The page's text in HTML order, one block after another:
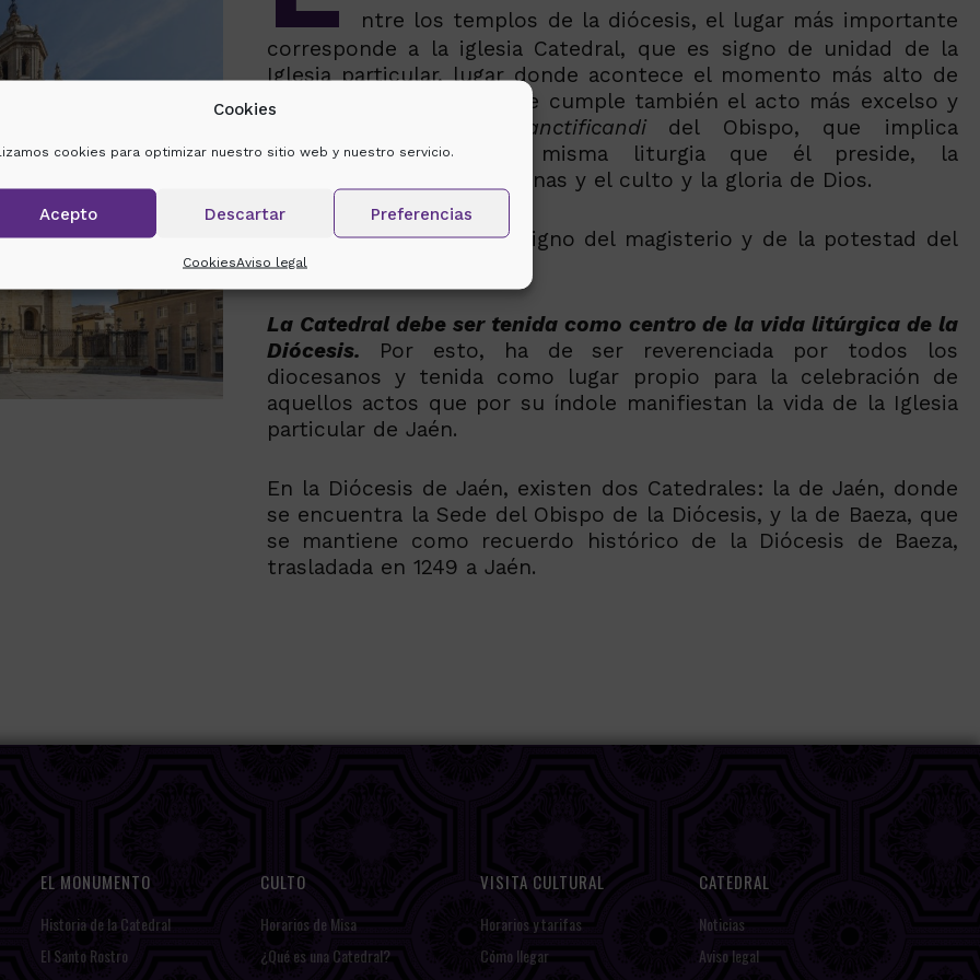
Cookies
cookies para optimizar nuestro sitio web y nuestro servicio.
Acepto Descartar Preferencias
CookiesAviso legal
ntre los templos de la diócesis, el lugar más importante
corresponde a la iglesia Catedral, que es signo de unidad de la
Iglesia particular, lugar donde acontece el momento más alto de
la vida de la diócesis y se cumple también el acto más excelso y
munus sanctificandi del Obispo, que implica
juntamente, como la misma liturgia que él preside, la
santificación de las personas y el culto y la gloria de Dios.
La Catedral es también signo del magisterio y de la potestad del
Pastor de la diócesis.
La Catedral debe ser tenida como centro de la vida litúrgica de la
Diócesis. Por esto, ha de ser reverenciada por todos los
diocesanos y tenida como lugar propio para la celebración de
aquellos actos que por su índole manifiestan la vida de la Iglesia
particular de Jaén.
En la Diócesis de Jaén, existen dos Catedrales: la de Jaén, donde
se encuentra la Sede del Obispo de la Diócesis, y la de Baeza, que
se mantiene como recuerdo histórico de la Diócesis de Baeza,
trasladada en 1249 a Jaén.
EL MONUMENTO
Historia de la Catedral
El Santo Rostro
CULTO
Horarios de Misa
¿Qué es una Catedral?
VISITA CULTURAL
Horarios y tarifas
Cómo llegar
CATEDRAL
Noticias
Aviso legal